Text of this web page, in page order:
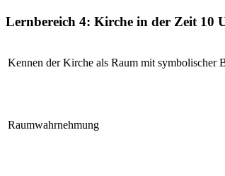
Lernbereich 4: Kirche in der Zeit 10
Kennen der Kirche als Raum mit symbolischer
Raumwahrnehmung